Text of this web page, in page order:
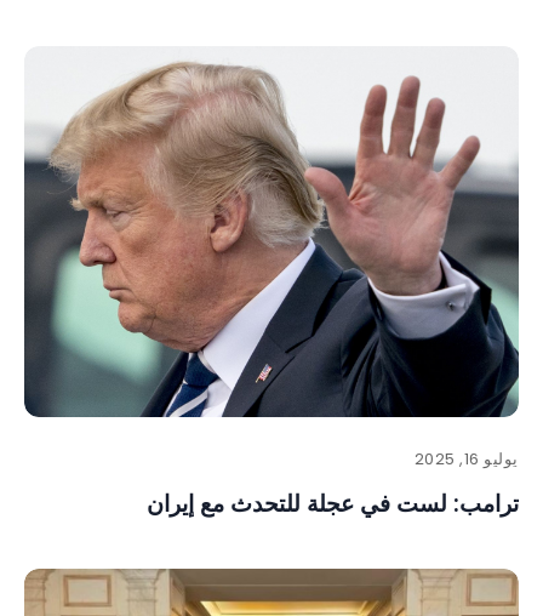
يوليو 16, 2025
ترامب: لست في عجلة للتحدث مع إيران